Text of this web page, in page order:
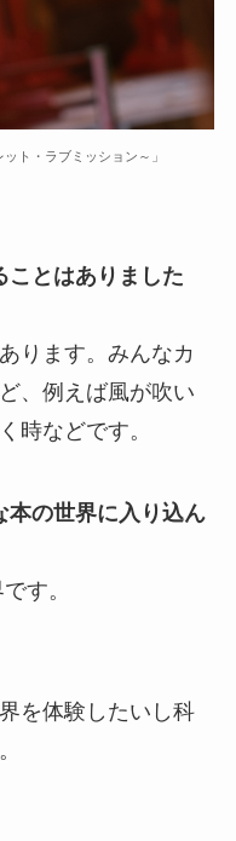
ト・ラブミッション～」
ことはありました
ります。みんなカ
、例えば風が吹い
時などです。
本の世界に入り込ん
す。
を体験したいし科